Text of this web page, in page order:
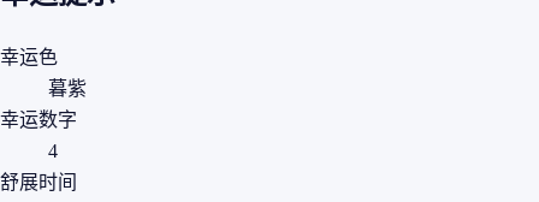
幸运色
暮紫
幸运数字
4
舒展时间